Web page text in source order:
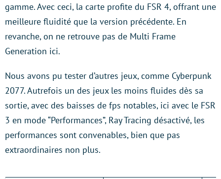
gamme. Avec ceci, la carte profite du FSR 4, offrant une
meilleure fluidité que la version précédente. En
revanche, on ne retrouve pas de Multi Frame
Generation ici.
Nous avons pu tester d’autres jeux, comme Cyberpunk
2077. Autrefois un des jeux les moins fluides dès sa
sortie, avec des baisses de fps notables, ici avec le FSR
3 en mode “Performances”, Ray Tracing désactivé, les
performances sont convenables, bien que pas
extraordinaires non plus.